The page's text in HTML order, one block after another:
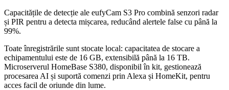
Capacitățile de detecție ale eufyCam S3 Pro combină senzori radar
și PIR pentru a detecta mișcarea, reducând alertele false cu până la
99%.
Toate înregistrările sunt stocate local: capacitatea de stocare a
echipamentului este de 16 GB, extensibilă până la 16 TB.
Microserverul HomeBase S380, disponibil în kit, gestionează
procesarea AI și suportă comenzi prin Alexa și HomeKit, pentru
acces facil de oriunde din lume.